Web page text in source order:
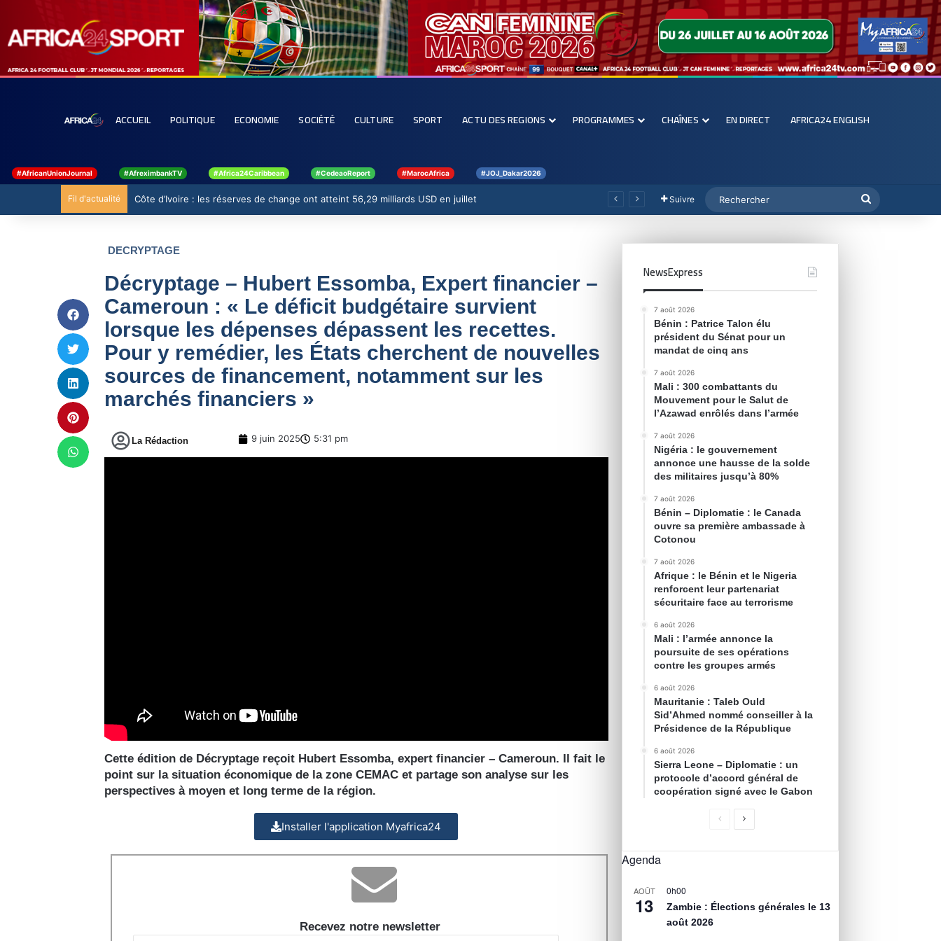
ACCUEIL POLITIQUE ECONOMIE SOCIÉTÉ CULTURE SPORT ACTU DES REGIONS PROGRAMMES CHAÎNES EN DIRECT AFRICA24 ENGLISH
#AfricanUnionJournal #AfreximbankTV #Africa24Caribbean #CedeaoReport #MarocAfrica #JOJ_Dakar2026
Fil d'actualité Côte d’Ivoire : les réserves de change ont atteint 56,29 milliards USD en juillet Suivre
DECRYPTAGE
Décryptage – Hubert Essomba, Expert financier –
Cameroun : « Le déficit budgétaire survient
lorsque les dépenses dépassent les recettes.
Pour y remédier, les États cherchent de nouvelles
sources de financement, notamment sur les
marchés financiers »
La Rédaction 9 juin 2025 5:31 pm
Cette édition de Décryptage reçoit Hubert Essomba, expert financier – Cameroun. Il fait le
point sur la situation économique de la zone CEMAC et partage son analyse sur les
perspectives à moyen et long terme de la région.
Installer l'application Myafrica24
Recevez notre newsletter
NewsExpress
7 août 2026
Bénin : Patrice Talon élu
président du Sénat pour un
mandat de cinq ans
7 août 2026
Mali : 300 combattants du
Mouvement pour le Salut de
l’Azawad enrôlés dans l’armée
7 août 2026
Nigéria : le gouvernement
annonce une hausse de la solde
des militaires jusqu’à 80%
7 août 2026
Bénin – Diplomatie : le Canada
ouvre sa première ambassade à
Cotonou
7 août 2026
Afrique : le Bénin et le Nigeria
renforcent leur partenariat
sécuritaire face au terrorisme
6 août 2026
Mali : l’armée annonce la
poursuite de ses opérations
contre les groupes armés
6 août 2026
Mauritanie : Taleb Ould
Sid’Ahmed nommé conseiller à la
Présidence de la République
6 août 2026
Sierra Leone – Diplomatie : un
protocole d’accord général de
coopération signé avec le Gabon
Agenda
AOÛT
13
0h00
Zambie : Élections générales le 13
août 2026